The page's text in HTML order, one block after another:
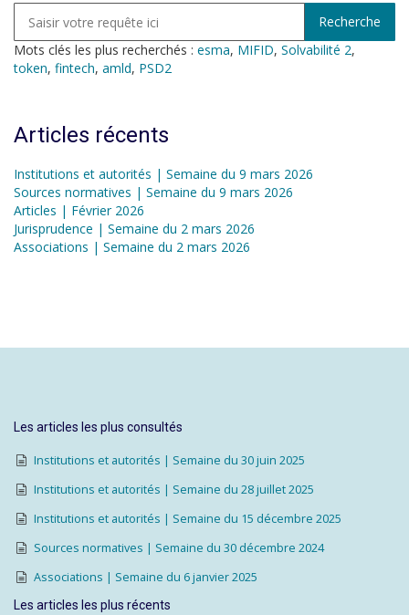
Mots clés les plus recherchés : esma, MIFID, Solvabilité 2,
token, fintech, amld, PSD2
Articles récents
Institutions et autorités | Semaine du 9 mars 2026
Sources normatives | Semaine du 9 mars 2026
Articles | Février 2026
Jurisprudence | Semaine du 2 mars 2026
Associations | Semaine du 2 mars 2026
Les articles les plus consultés
Institutions et autorités | Semaine du 30 juin 2025
Institutions et autorités | Semaine du 28 juillet 2025
Institutions et autorités | Semaine du 15 décembre 2025
Sources normatives | Semaine du 30 décembre 2024
Associations | Semaine du 6 janvier 2025
Les articles les plus récents